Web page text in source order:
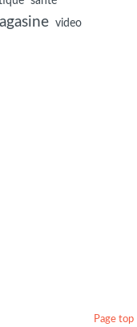
video
Page top